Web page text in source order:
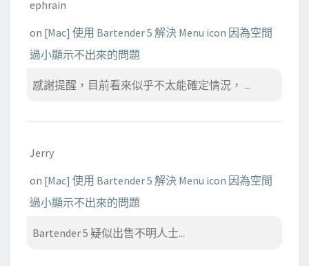
ephrain
on [Mac] 使用 Bartender 5 解決 Menu icon 因為空間
過小顯示不出來的問題
感謝提醒，目前看來似乎不太能確定情況， ...
Jerry
on [Mac] 使用 Bartender 5 解決 Menu icon 因為空間
過小顯示不出來的問題
Bartender 5 疑似出售不明人士...